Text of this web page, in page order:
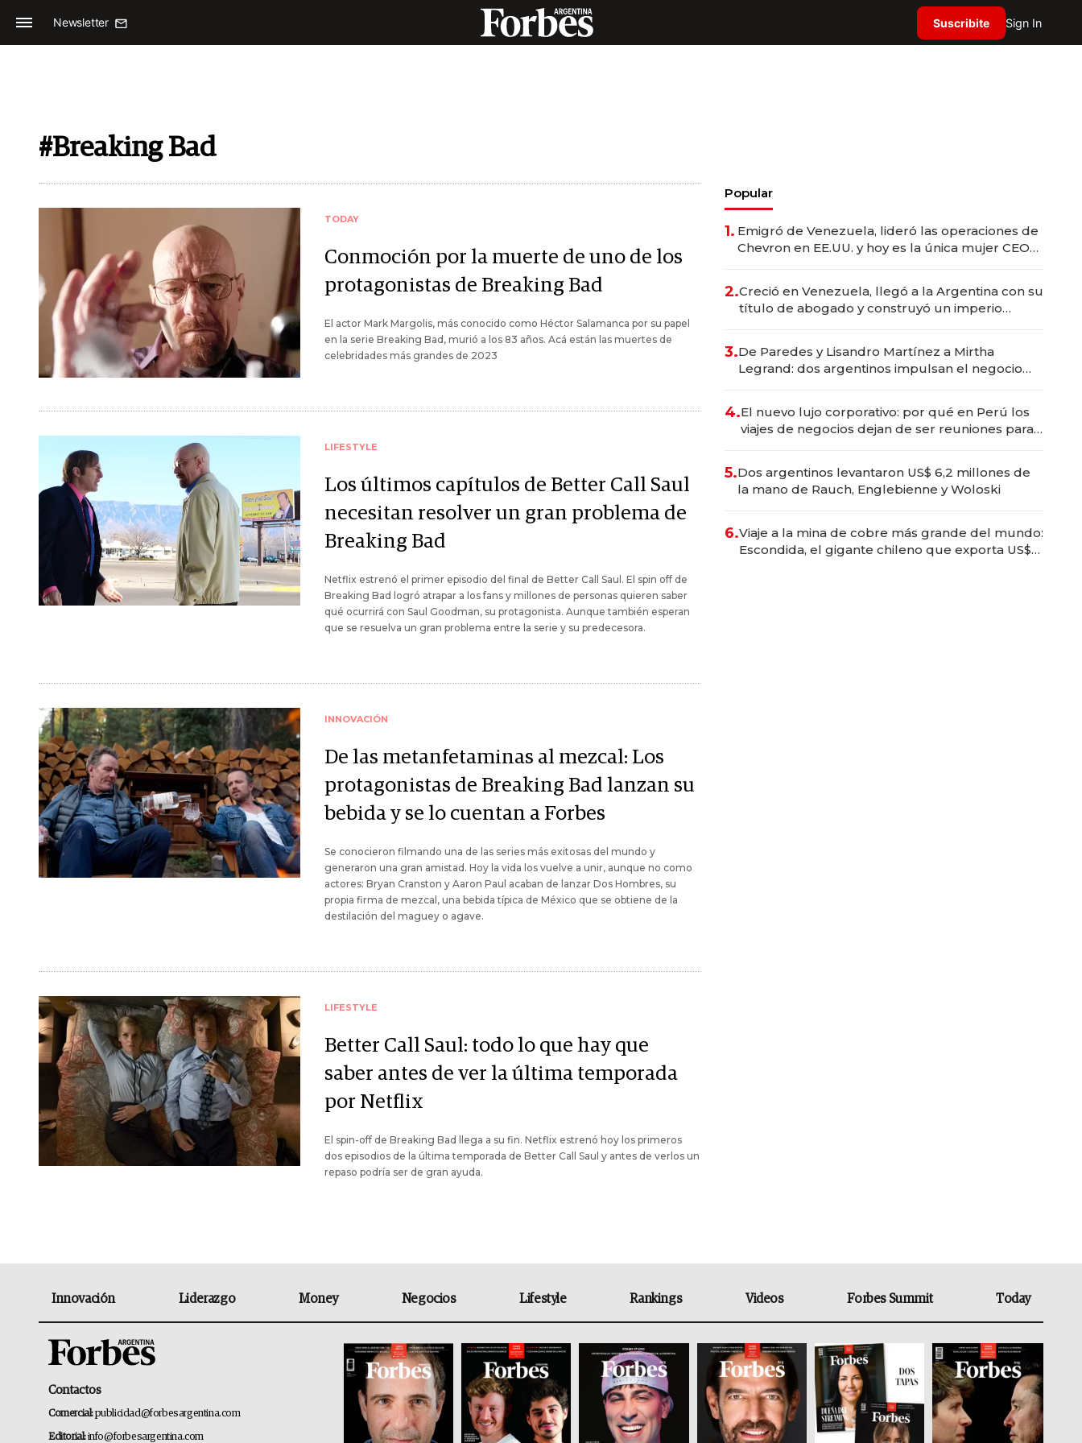
Newsletter Suscribite Sign In
#Breaking Bad
TODAY
Conmoción por la muerte de uno de los
protagonistas de Breaking Bad
El actor Mark Margolis, más conocido como Héctor Salamanca por su papel
en la serie Breaking Bad, murió a los 83 años. Acá están las muertes de
celebridades más grandes de 2023
LIFESTYLE
Los últimos capítulos de Better Call Saul
necesitan resolver un gran problema de
Breaking Bad
Netflix estrenó el primer episodio del final de Better Call Saul. El spin off de
Breaking Bad logró atrapar a los fans y millones de personas quieren saber
qué ocurrirá con Saul Goodman, su protagonista. Aunque también esperan
que se resuelva un gran problema entre la serie y su predecesora.
INNOVACIÓN
De las metanfetaminas al mezcal: Los
protagonistas de Breaking Bad lanzan su
bebida y se lo cuentan a Forbes
Se conocieron filmando una de las series más exitosas del mundo y
generaron una gran amistad. Hoy la vida los vuelve a unir, aunque no como
actores: Bryan Cranston y Aaron Paul acaban de lanzar Dos Hombres, su
propia firma de mezcal, una bebida típica de México que se obtiene de la
destilación del maguey o agave.
LIFESTYLE
Better Call Saul: todo lo que hay que
saber antes de ver la última temporada
por Netflix
El spin-off de Breaking Bad llega a su fin. Netflix estrenó hoy los primeros
dos episodios de la última temporada de Better Call Saul y antes de verlos un
repaso podría ser de gran ayuda.
Popular
1. Emigró de Venezuela, lideró las operaciones de
Chevron en EE.UU. y hoy es la única mujer CEO
2.Creció en Venezuela, llegó a la Argentina con su
título de abogado y construyó un imperio
3.De Paredes y Lisandro Martínez a Mirtha
Legrand: dos argentinos impulsan el negocio
4.El nuevo lujo corporativo: por qué en Perú los
viajes de negocios dejan de ser reuniones para
5.Dos argentinos levantaron US$ 6,2 millones de
la mano de Rauch, Englebienne y Woloski
6.Viaje a la mina de cobre más grande del mundo:
Escondida, el gigante chileno que exporta US$
Innovación Liderazgo Money Negocios Lifestyle Rankings Videos Forbes Summit Today
Contactos
Comercial:publicidad@forbesargentina.com
Editorial:info@forbesargentina.com